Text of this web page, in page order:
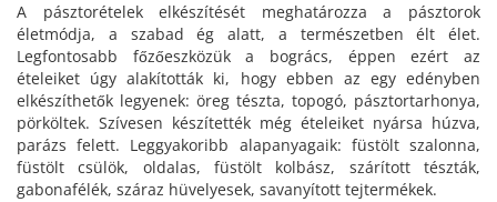
A pásztorételek elkészítését meghatározza a pásztorok
életmódja, a szabad ég alatt, a természetben élt élet.
Legfontosabb főzőeszközük a bogrács, éppen ezért az
ételeiket úgy alakították ki, hogy ebben az egy edényben
elkészíthetők legyenek: öreg tészta, topogó, pásztortarhonya,
pörköltek. Szívesen készítették még ételeiket nyársa húzva,
parázs felett. Leggyakoribb alapanyagaik: füstölt szalonna,
füstölt csülök, oldalas, füstölt kolbász, szárított tészták,
gabonafélék, száraz hüvelyesek, savanyított tejtermékek.